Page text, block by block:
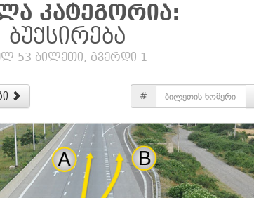
კატეგორია:
ბუქსირება
53 ბილეთი, გვერდი 1
#